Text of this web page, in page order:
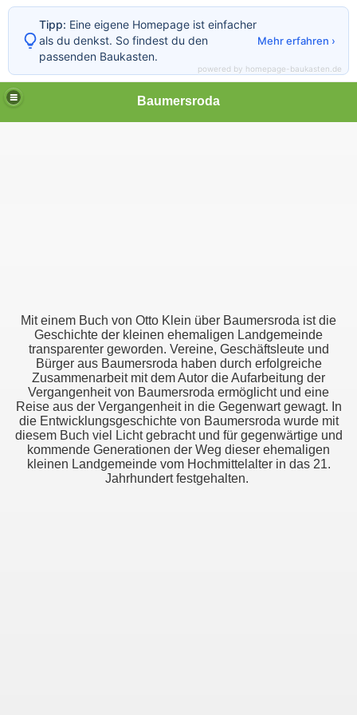
Baumersroda
Mit einem Buch von Otto Klein über Baumersroda ist die
Geschichte der kleinen ehemaligen Landgemeinde
transparenter geworden. Vereine, Geschäftsleute und
Bürger aus Baumersroda haben durch erfolgreiche
Zusammenarbeit mit dem Autor die Aufarbeitung der
Vergangenheit von Baumersroda ermöglicht und eine
Reise aus der Vergangenheit in die Gegenwart gewagt. In
die Entwicklungsgeschichte von Baumersroda wurde mit
diesem Buch viel Licht gebracht und für gegenwärtige und
kommende Generationen der Weg dieser ehemaligen
kleinen Landgemeinde vom Hochmittelalter in das 21.
Jahrhundert festgehalten.
Tipp: Eine eigene Homepage ist einfacher
als du denkst. So findest du den
passenden Baukasten.
Mehr erfahren ›
powered by homepage-baukasten.de